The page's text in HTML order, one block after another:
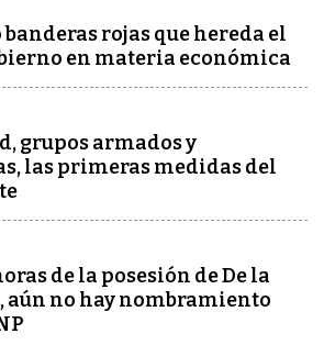
banderas rojas que hereda el
en materia económica
grupos armados y
las primeras medidas del
de la posesión de De la
aún no hay nombramiento